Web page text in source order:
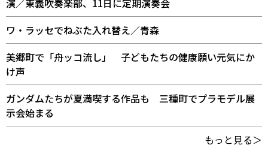
演／東義吹奏楽部、11日に定期演奏会
ワ・ラッセでねぶた入れ替え／青森
美郷町で「舟ッコ流し」 子どもたちの健康願い元気にか
け声
ガンダムたちが夏満喫する作品も 三種町でプラモデル展
示会始まる
もっと見る＞